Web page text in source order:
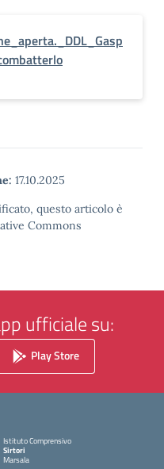
17.10.2025
questo articolo è
Commons
ufficiale su:
Play Store
Istituto Comprensivo
Sirtori
Marsala